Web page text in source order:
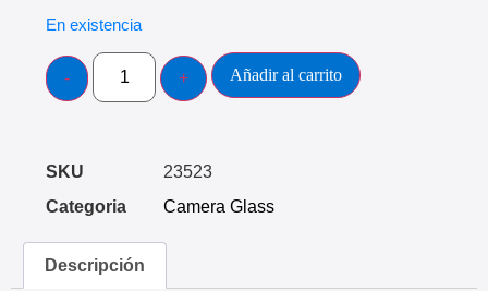
En existencia
Añadir al carrito
SKU
23523
Categoria
Camera Glass
Descripción